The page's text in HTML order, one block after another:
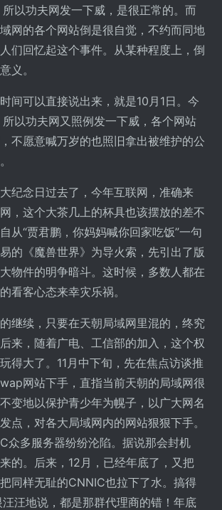
以功夫网发一下威，是很正常的。而
网的各个网站倒是很自觉，不约而同地
们回忆起这个事件。从某种程度上，倒
义。
间可以直接说出来，就是10月1日。今
以功夫网又照例发一下威，各个网站
不愿意喊万岁的也照旧拿出被维护的公
纪念日过去了，今年互联网，准确来
，这个大茶几上的杯具也该摆放的差不
从“贾君鹏，你妈妈喊你回家吃饭”一句
的《魔兽世界》为导火索，先引出了版
物件的明争暗斗。这时候，多数人都在
看客心态来幸灾乐祸。
继续，只要在天朝局域网里混的，终究
来，随着广电、工信部的加入，这个权
得大了。11月中下旬，先在焦点访谈推
网站下手，直指当前天朝的局域网很
变地以保护青少年为幌子，以广大网名
点，对各大局域网内的网站狠狠下手。
众多服务器纷纷沦陷。据说那会封机
的。后来，12月，已经年底了，又把
同样无耻的CNNIC也拉下了水。搞得
汪汪地说，都是那群代理商的错！年底